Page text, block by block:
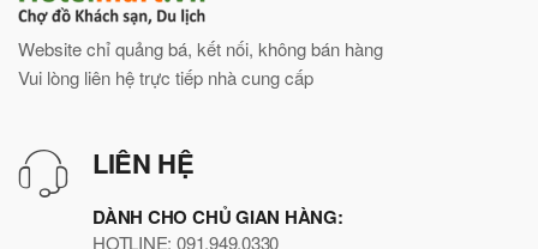
Website chỉ quảng bá, kết nối, không bán hàng
Vui lòng liên hệ trực tiếp nhà cung cấp
LIÊN HỆ
DÀNH CHO CHỦ GIAN HÀNG:
HOTLINE: 091.949.0330